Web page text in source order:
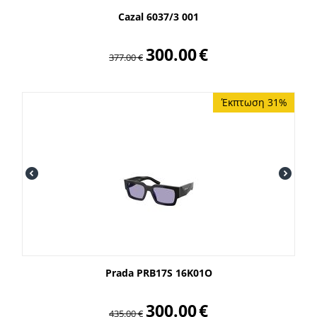
Cazal 6037/3 001
377.00€ 300.00€
Έκπτωση 31%
Prada PRB17S 16K01O
435.00€ 300.00€